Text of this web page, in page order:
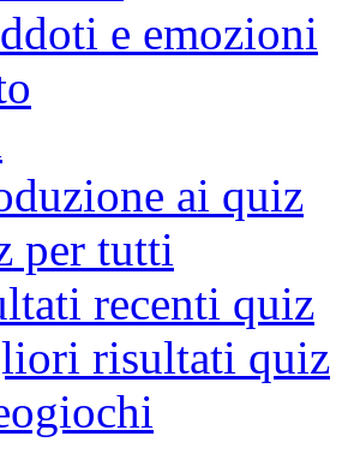
e emozioni
ai quiz
per tutti
recenti quiz
risultati quiz